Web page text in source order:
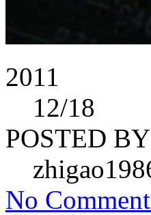
2011
12/18
POSTED BY
No